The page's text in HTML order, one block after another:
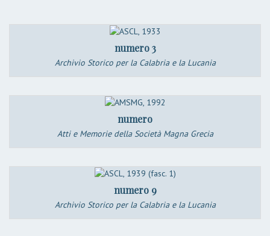
numero 3
Archivio Storico per la Calabria e la Lucania
numero
Atti e Memorie della Società Magna Grecia
numero 9
Archivio Storico per la Calabria e la Lucania